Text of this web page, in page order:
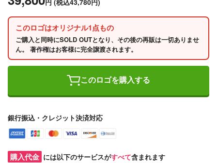
このロゴはオリジナル1点もの
ご購入と同時にSOLD OUTとなり、その後の再販は一切ありませ
ん。 著作権はお客様に完全譲渡されます。
このロゴを購入する
銀行振込・クレジット決済対応
購入代金 には以下のサービスがすべて含まれます